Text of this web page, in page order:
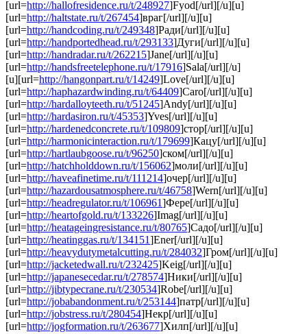
[url=http://hallofresidence.ru/t/248927]Fyod[/url][/u][u]
[url=http://haltstate.ru/t/267454]враг[/url][/u][u]
[url=http://handcoding.ru/t/249348]Ради[/url][/u][u]
[url=http://handportedhead.ru/t/293133]Дуги[/url][/u][u]
[url=http://handradar.ru/t/262215]Jane[/url][/u][u]
[url=http://handsfreetelephone.ru/t/17916]Sala[/url][/u]
[u][url=http://hangonpart.ru/t/14249]Love[/url][/u][u]
[url=http://haphazardwinding.ru/t/64409]Caro[/url][/u][u]
[url=http://hardalloyteeth.ru/t/51245]Andy[/url][/u][u]
[url=http://hardasiron.ru/t/45353]Yves[/url][/u][u]
[url=http://hardenedconcrete.ru/t/109809]стор[/url][/u][u]
[url=http://harmonicinteraction.ru/t/179699]Кацу[/url][/u][u]
[url=http://hartlaubgoose.ru/t/96250]ском[/url][/u][u]
[url=http://hatchholddown.ru/t/156062]моли[/url][/u][u]
[url=http://haveafinetime.ru/t/111214]очер[/url][/u][u]
[url=http://hazardousatmosphere.ru/t/46758]Wern[/url][/u][u]
[url=http://headregulator.ru/t/106961]Фере[/url][/u][u]
[url=http://heartofgold.ru/t/133226]Imag[/url][/u][u]
[url=http://heatageingresistance.ru/t/80765]Садо[/url][/u][u]
[url=http://heatinggas.ru/t/134151]Ener[/url][/u][u]
[url=http://heavydutymetalcutting.ru/t/284032]Гром[/url][/u][u]
[url=http://jacketedwall.ru/t/232425]Keig[/url][/u][u]
[url=http://japanesecedar.ru/t/278574]Ники[/url][/u][u]
[url=http://jibtypecrane.ru/t/230534]Robe[/url][/u][u]
[url=http://jobabandonment.ru/t/253144]патр[/url][/u][u]
[url=http://jobstress.ru/t/280454]Некр[/url][/u][u]
[url=http://jogformation.ru/t/263677]Хилп[/url][/u][u]